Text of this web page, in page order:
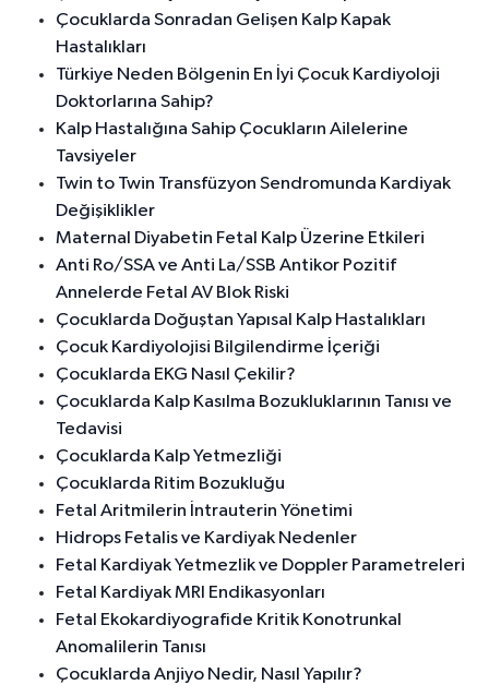
Çocuklarda Sonradan Gelişen Kalp Kapak
Hastalıkları
Türkiye Neden Bölgenin En İyi Çocuk Kardiyoloji
Doktorlarına Sahip?
Kalp Hastalığına Sahip Çocukların Ailelerine
Tavsiyeler
Twin to Twin Transfüzyon Sendromunda Kardiyak
Değişiklikler
Maternal Diyabetin Fetal Kalp Üzerine Etkileri
Anti Ro/SSA ve Anti La/SSB Antikor Pozitif
Annelerde Fetal AV Blok Riski
Çocuklarda Doğuştan Yapısal Kalp Hastalıkları
Çocuk Kardiyolojisi Bilgilendirme İçeriği
Çocuklarda EKG Nasıl Çekilir?
Çocuklarda Kalp Kasılma Bozukluklarının Tanısı ve
Tedavisi
Çocuklarda Kalp Yetmezliği
Çocuklarda Ritim Bozukluğu
Fetal Aritmilerin İntrauterin Yönetimi
Hidrops Fetalis ve Kardiyak Nedenler
Fetal Kardiyak Yetmezlik ve Doppler Parametreleri
Fetal Kardiyak MRI Endikasyonları
Fetal Ekokardiyografide Kritik Konotrunkal
Anomalilerin Tanısı
Çocuklarda Anjiyo Nedir, Nasıl Yapılır?